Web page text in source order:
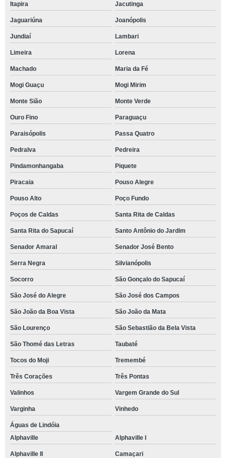
Itapira Jacutinga
Jaguariúna Joanópolis
Jundiaí Lambari
Limeira Lorena
Machado Maria da Fé
Mogi Guaçu Mogi Mirim
Monte Sião Monte Verde
Ouro Fino Paraguaçu
Paraisópolis Passa Quatro
Pedralva Pedreira
Pindamonhangaba Piquete
Piracaia Pouso Alegre
Pouso Alto Poço Fundo
Poços de Caldas Santa Rita de Caldas
Santa Rita do Sapucaí Santo Antônio do Jardim
Senador Amaral Senador José Bento
Serra Negra Silvianópolis
Socorro São Gonçalo do Sapucaí
São José do Alegre São José dos Campos
São João da Boa Vista São João da Mata
São Lourenço São Sebastião da Bela Vista
São Thomé das Letras Taubaté
Tocos do Moji Tremembé
Três Corações Três Pontas
Valinhos Vargem Grande do Sul
Varginha Vinhedo
Águas de Lindóia
Alphaville
Alphaville I
Alphaville II Camaçari